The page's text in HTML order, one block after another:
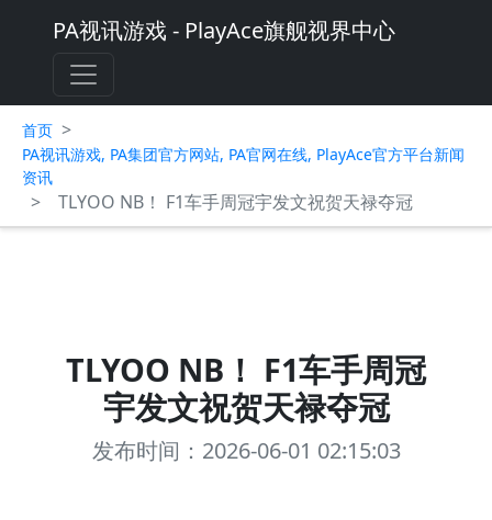
PA视讯游戏 - PlayAce旗舰视界中心
首页 >
PA视讯游戏, PA集团官方网站, PA官网在线, PlayAce官方平台新闻
资讯
> TLYOO NB！ F1车手周冠宇发文祝贺天禄夺冠
TLYOO NB！ F1车手周冠
宇发文祝贺天禄夺冠
发布时间：2026-06-01 02:15:03